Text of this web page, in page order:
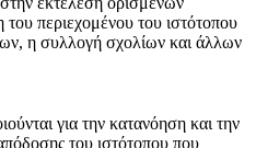
περιεχομένου του ιστότοπου
η συλλογή σχολίων και άλλων
για την κατανόηση και την
του ιστότοπου που